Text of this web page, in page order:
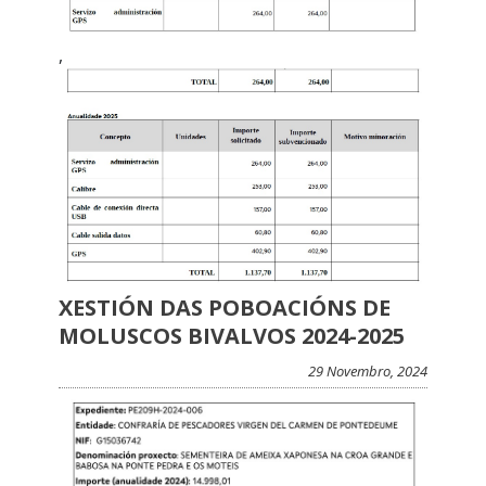
,
XESTIÓN DAS POBOACIÓNS DE
MOLUSCOS BIVALVOS 2024-2025
29 Novembro, 2024